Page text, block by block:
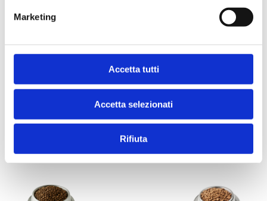
Marketing
Accetta tutti
Accetta selezionati
Rifiuta
La vraie qualité se reconnait immédiatement. Des
ingrédient principal, cuites délicatement pour
préserver les vitamines et les minéraux. Une
texture naturelle et un goût intense.